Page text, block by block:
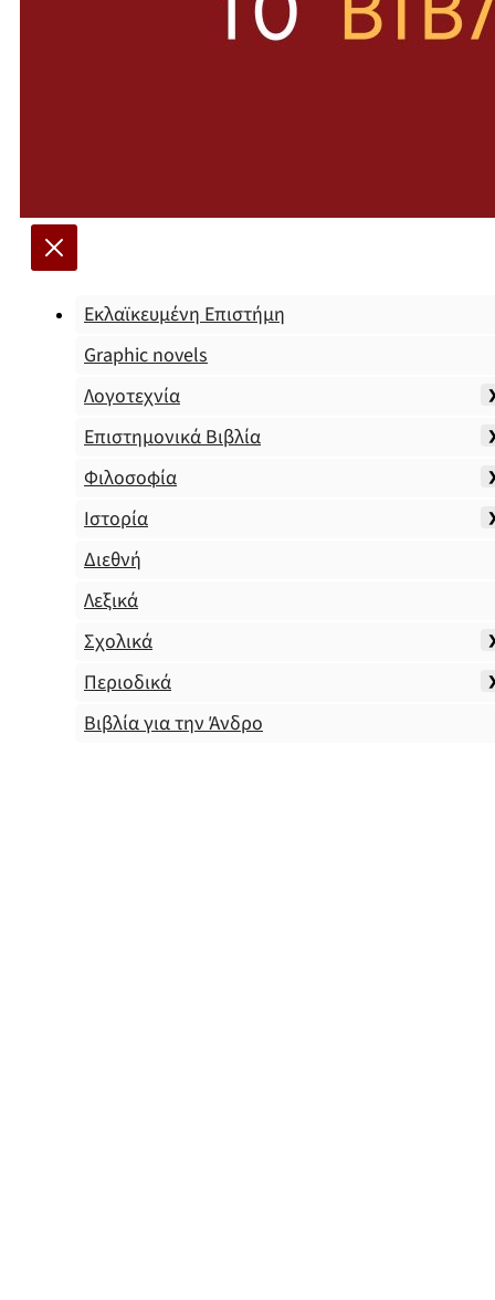
Εκλαϊκευμένη Επιστήμη
Graphic novels
Λογοτεχνία
Επιστημονικά Βιβλία
Φιλοσοφία
Ιστορία
Διεθνή
Λεξικά
Σχολικά
Περιοδικά
Βιβλία για την Άνδρο